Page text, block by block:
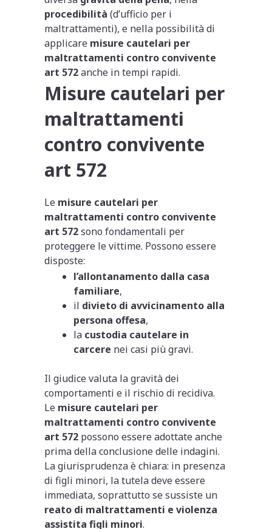
procedibilità (d’ufficio per i
maltrattamenti), e nella possibilità di
applicare misure cautelari per
maltrattamenti contro convivente
art 572anche in tempi rapidi.
Misure cautelari per
maltrattamenti
contro convivente
art 572
Le misure cautelari per
maltrattamenti contro convivente
art 572sono fondamentali per
proteggere le vittime. Possono essere
disposte:
l’allontanamento dalla casa
familiare,
il divieto di avvicinamento alla
persona offesa,
la custodia cautelare in
carcere nei casi più gravi.
Il giudice valuta la gravità dei
comportamenti e il rischio di recidiva.
Le misure cautelari per
maltrattamenti contro convivente
art 572 possono essere adottate anche
prima della conclusione delle indagini.
La giurisprudenza è chiara: in presenza
di figli minori, la tutela deve essere
immediata, soprattutto se sussiste un
reato di maltrattamenti e violenza
assistita figli minori.